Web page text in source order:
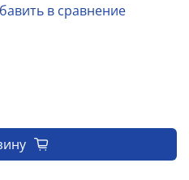
в сравнение